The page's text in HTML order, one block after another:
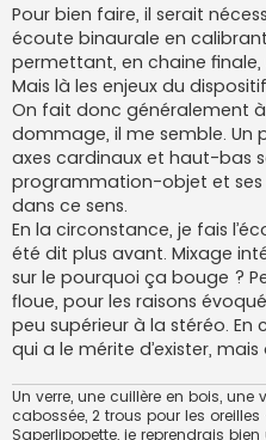
Pour bien faire, il serait
écoute binaurale en
permettant, en chaine
Mais là les enjeux du
On fait donc généralement
dommage, il me semble. Un
axes cardinaux et haut-bas
programmation-objet et
dans ce sens.
En la circonstance, je fais
été dit plus avant. Mixage
sur le pourquoi ça bouge ?
floue, pour les raisons
peu supérieur à la stéréo.
qui a le mérite d’exister,
Un verre, une cuillère en bois, une
cabossée, 2 trous pour les
Saperlipopette, je reprendrais